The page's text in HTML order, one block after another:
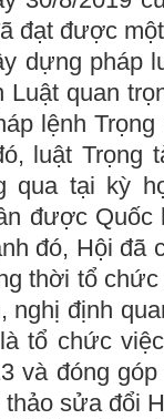
đạt được
dựng pháp
Luật quan
lệnh
luật Trọng
qua tại kỳ
được Quốc
đó, Hội đã
thời tổ
nghị định
tổ chức
và đóng
sửa đổi